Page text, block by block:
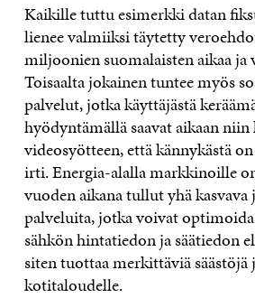
Kaikille tuttu esimerkki datan
lienee valmiiksi täytetty
miljoonien suomalaisten aikaa ja
Toisaalta jokainen tuntee myös
palvelut, jotka käyttäjästä
hyödyntämällä saavat aikaan
videosyötteen, että kännykästä on
irti. Energia-alalla markkinoille
vuoden aikana tullut yhä
palveluita, jotka voivat
sähkön hintatiedon ja säätiedon
siten tuottaa merkittäviä säästöjä
kotitaloudelle.